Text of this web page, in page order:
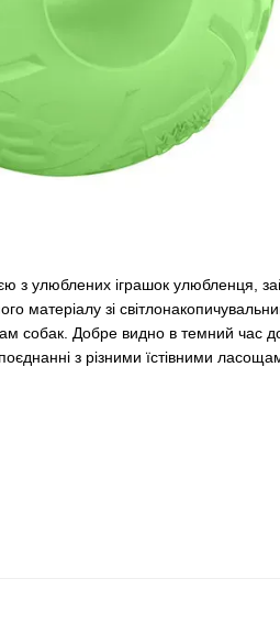
з улюблених іграшок улюбленця,
матеріалу зі
собак. Добре видно в темний час
з різними їстівними